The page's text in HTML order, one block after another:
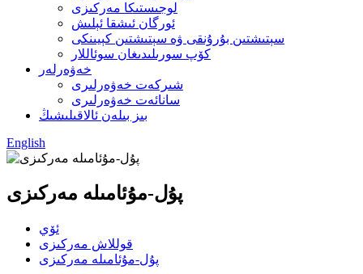
لوجىستىكا مەركىزى
ئورگان ئىشقا ئېلىش
سېتىشتىن بۇرۇنقى ۋە سېتىشتىن كېيىنكى
كۆپ سورىلىدىغان سوئاللار
خەۋەرلەر
شىركەت خەۋەرلىرى
سانائەت خەۋەرلىرى
بىز بىلەن ئالاقىلىشىڭ
English
پۇل-مۇئامىلە مەركىزى
ئۆي
قوللاش مەركىزى
پۇل-مۇئامىلە مەركىزى